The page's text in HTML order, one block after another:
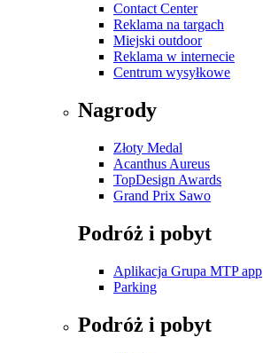
Contact Center
Reklama na targach
Miejski outdoor
Reklama w internecie
Centrum wysyłkowe
Nagrody
Złoty Medal
Acanthus Aureus
TopDesign Awards
Grand Prix Sawo
Podróż i pobyt
Aplikacja Grupa MTP app
Parking
Podróż i pobyt